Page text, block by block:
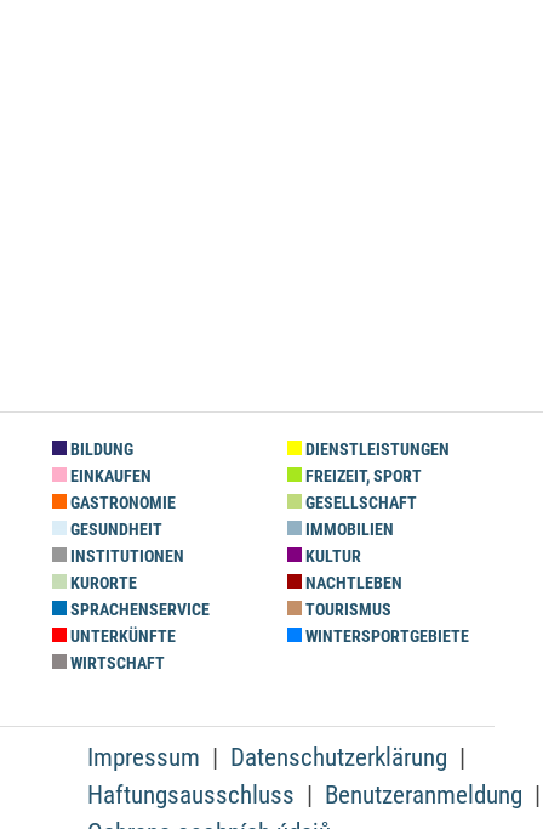
BILDUNG
DIENSTLEISTUNGEN
EINKAUFEN
FREIZEIT, SPORT
GASTRONOMIE
GESELLSCHAFT
GESUNDHEIT
IMMOBILIEN
INSTITUTIONEN
KULTUR
KURORTE
NACHTLEBEN
SPRACHENSERVICE
TOURISMUS
UNTERKÜNFTE
WINTERSPORTGEBIETE
WIRTSCHAFT
Impressum
Datenschutzerklärung
Haftungsausschluss
Benutzeranmeldung